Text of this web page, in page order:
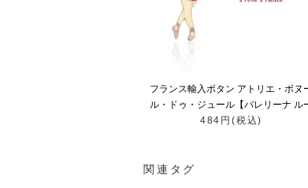
フランス輸入ボタン アトリエ・ボヌ
ル・ドゥ・ジュール【バレリーナ ル
ジュ】
484円(税込)
関連タグ